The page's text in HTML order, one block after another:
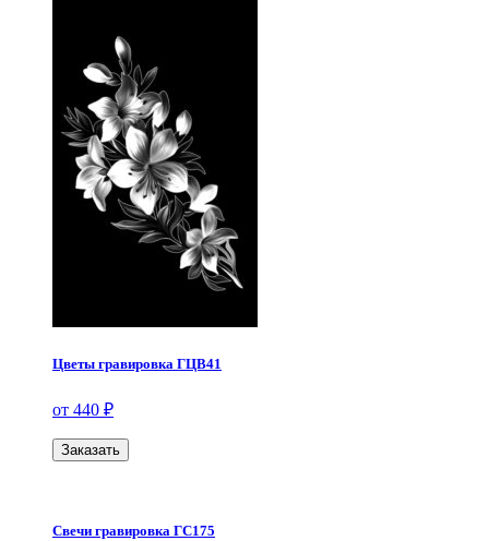
Цветы гравировка ГЦВ41
от 440 ₽
Заказать
Свечи гравировка ГС175